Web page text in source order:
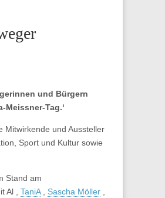
und Bürgern
Tag.‘
Mitwirkende und Aussteller
Sport und Kultur sowie
Stand am
Al , TaniA, Sascha Möller